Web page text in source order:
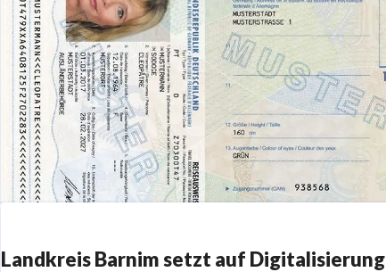
Landkreis Barnim setzt auf Digitalisierung